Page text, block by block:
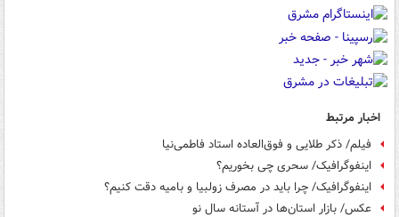
اخبار مرتبط
فیلم/ ذکر طلایی و فوق‌العاده استاد فاطمی‌نیا
اینفوگرافیک/ سحری چی بخوریم؟
اینفوگرافیک/ چرا باید در مصرف زولبیا و بامیه دقت کنیم؟
عکس/ بازار استان‌ها در آستانه سال نو